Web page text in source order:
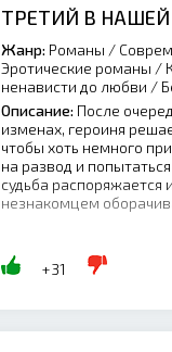
ТРЕТИЙ В
Жанр: Романы /
Эротические романы /
ненависти до любви /
Описание: После
изменах, героиня
чтобы хоть немного
на развод и
судьба распоряжается
незнакомцем
+31